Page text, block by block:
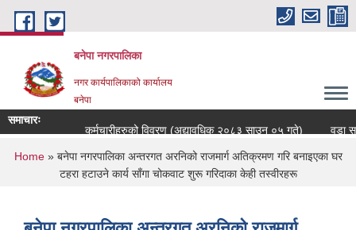
Skip to main content
बनेपा नगरपालिका
नगर कार्यपालिकाको कार्यालय
बनेपा
समाचारः
कर्मचारीहरुको विवरण (अद्यावधिक २०८३ साउन ०५ गते)
वडा
You are here
Home» बनेपा नगरपालिका अन्तरगत अरनिको राजमार्ग अतिक्रमण गरि बनाइएका घर
टहरा हटाउने कार्य साँगा चोकवाट शुरू गरिदाका केही तस्वीरहरू